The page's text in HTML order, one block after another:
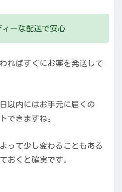
ーな配送で安心
ればすぐにお薬を発送して
以内にはお手元に届くの
できますね。
って少し変わることもある
おくと確実です。